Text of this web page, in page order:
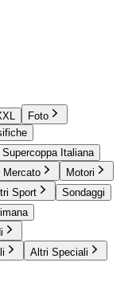
Foto
Supercoppa Italiana
Mercato
Motori
Sport
Sondaggi
Altri Speciali